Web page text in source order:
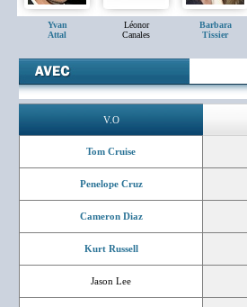
Yvan
Attal
Léonor
Canales
Barbara
Tissier
V.O
Tom Cruise
Penelope Cruz
Cameron Diaz
Kurt Russell
Jason Lee